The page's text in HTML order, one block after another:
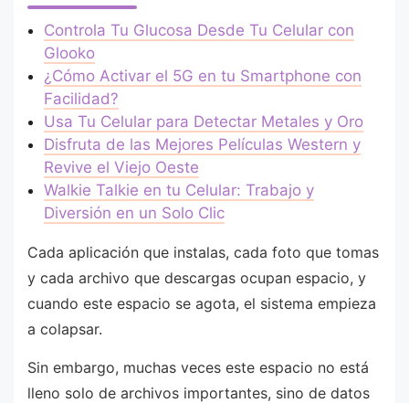
Controla Tu Glucosa Desde Tu Celular con
Glooko
¿Cómo Activar el 5G en tu Smartphone con
Facilidad?
Usa Tu Celular para Detectar Metales y Oro
Disfruta de las Mejores Películas Western y
Revive el Viejo Oeste
Walkie Talkie en tu Celular: Trabajo y
Diversión en un Solo Clic
Cada aplicación que instalas, cada foto que tomas
y cada archivo que descargas ocupan espacio, y
cuando este espacio se agota, el sistema empieza
a colapsar.
Sin embargo, muchas veces este espacio no está
lleno solo de archivos importantes, sino de datos